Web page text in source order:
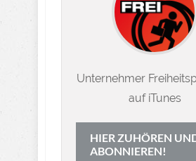
Unternehmer
auf iTunes
HIER ZUHÖREN
ABONNIEREN!